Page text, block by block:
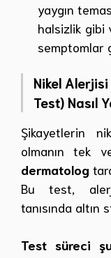
yaygın
halsizlik gibi
semptomlar
Nikel
Test) Nasıl
Şikayetlerin
olmanın tek
dermatolog
Bu test,
tanısında altın
Test süreci